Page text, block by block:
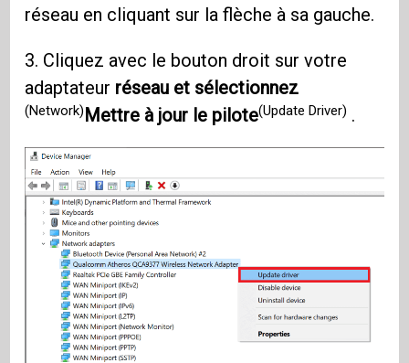
réseau en cliquant sur la flèche à sa gauche.
3. Cliquez avec le bouton droit sur votre
adaptateur réseau et sélectionnez
(Network) Mettre à jour le pilote(Update Driver) .